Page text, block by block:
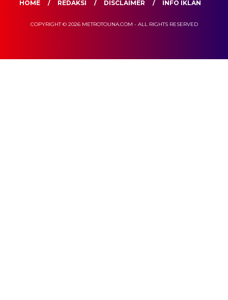
HOME REDAKSI DISCLAIMER INFO IKLAN
COPYRIGHT © 2026 METROTOUNA.COM - ALL RIGHTS RESERVED